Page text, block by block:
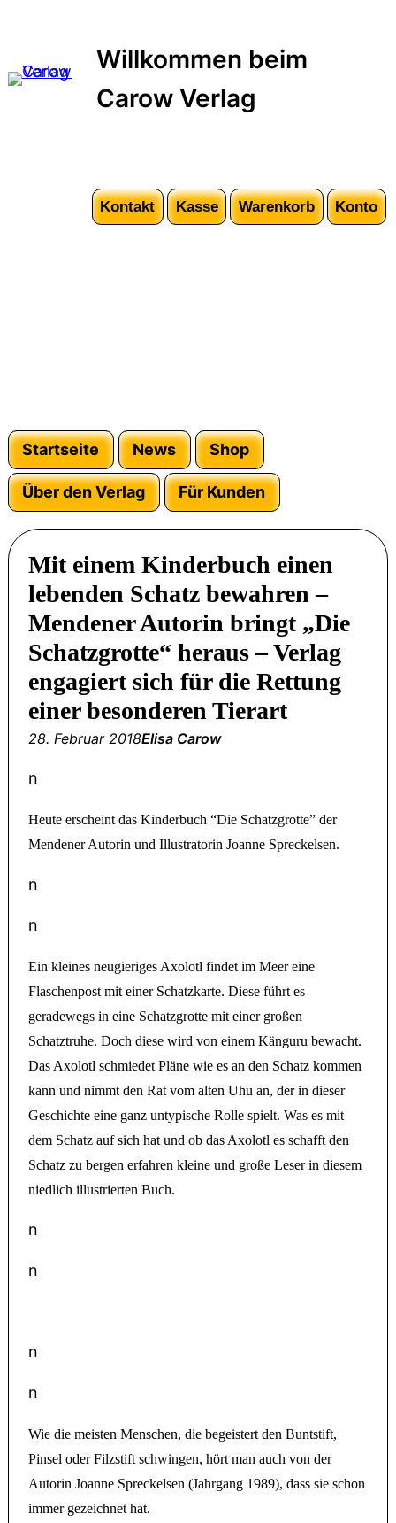
springen
Willkommen beim
Carow Verlag
Kontakt Kasse Warenkorb Konto
Startseite News Shop
Über den Verlag Für Kunden
Mit einem Kinderbuch einen
lebenden Schatz bewahren –
Mendener Autorin bringt „Die
Schatzgrotte“ heraus – Verlag
engagiert sich für die Rettung
einer besonderen Tierart
28. Februar 2018Elisa Carow
n
Heute erscheint das Kinderbuch “Die Schatzgrotte” der
Mendener Autorin und Illustratorin Joanne Spreckelsen.
n
n
Ein kleines neugieriges Axolotl findet im Meer eine
Flaschenpost mit einer Schatzkarte. Diese führt es
geradewegs in eine Schatzgrotte mit einer großen
Schatztruhe. Doch diese wird von einem Känguru bewacht.
Das Axolotl schmiedet Pläne wie es an den Schatz kommen
kann und nimmt den Rat vom alten Uhu an, der in dieser
Geschichte eine ganz untypische Rolle spielt. Was es mit
dem Schatz auf sich hat und ob das Axolotl es schafft den
Schatz zu bergen erfahren kleine und große Leser in diesem
niedlich illustrierten Buch.
n
n
n
n
Wie die meisten Menschen, die begeistert den Buntstift,
Pinsel oder Filzstift schwingen, hört man auch von der
Autorin Joanne Spreckelsen (Jahrgang 1989), dass sie schon
immer gezeichnet hat.